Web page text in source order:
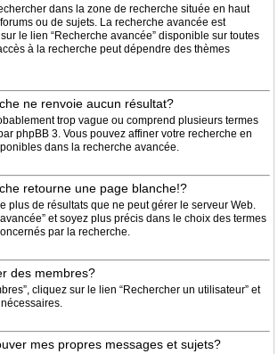
dans la zone de recherche située en haut
ou de sujets. La recherche avancée est
le lien “Recherche avancée” disponible sur toutes
à la recherche peut dépendre des thèmes
ne renvoie aucun résultat?
trop vague ou comprend plusieurs termes
phpBB 3. Vous pouvez affiner votre recherche en
dans la recherche avancée.
retourne une page blanche!?
plus de résultats que ne peut gérer le serveur Web.
et soyez plus précis dans le choix des termes
par la recherche.
des membres?
cliquez sur le lien “Rechercher un utilisateur” et
mes propres messages et sujets?